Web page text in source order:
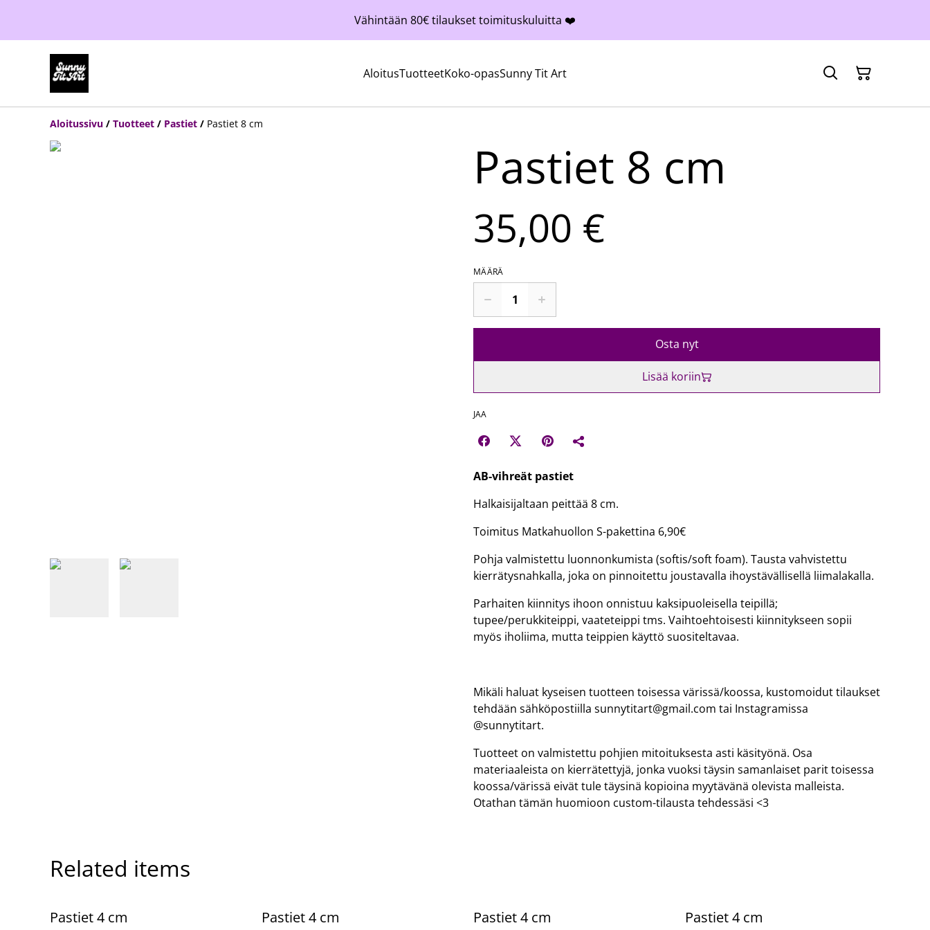
Vähintään 80€ tilaukset toimituskuluitta ❤️
AloitusTuotteetKoko-opasSunny Tit Art
Aloitussivu / Tuotteet / Pastiet / Pastiet 8 cm
Pastiet 8 cm
35,00 €
MÄÄRÄ
Osta nyt
Lisää koriin
JAA
AB-vihreät pastiet
Halkaisijaltaan peittää 8 cm.
Toimitus Matkahuollon S-pakettina 6,90€
Pohja valmistettu luonnonkumista (softis/soft foam). Tausta vahvistettu
kierrätysnahkalla, joka on pinnoitettu joustavalla ihoystävällisellä liimalakalla.
Parhaiten kiinnitys ihoon onnistuu kaksipuoleisella teipillä;
tupee/perukkiteippi, vaateteippi tms. Vaihtoehtoisesti kiinnitykseen sopii
myös iholiima, mutta teippien käyttö suositeltavaa.
Mikäli haluat kyseisen tuotteen toisessa värissä/koossa, kustomoidut tilaukset
tehdään sähköpostiilla sunnytitart@gmail.com tai Instagramissa
@sunnytitart.
Tuotteet on valmistettu pohjien mitoituksesta asti käsityönä. Osa
materiaaleista on kierrätettyjä, jonka vuoksi täysin samanlaiset parit toisessa
koossa/värissä eivät tule täysinä kopioina myytävänä olevista malleista.
Otathan tämän huomioon custom-tilausta tehdessäsi <3
Related items
Pastiet 4 cm Pastiet 4 cm Pastiet 4 cm Pastiet 4 cm